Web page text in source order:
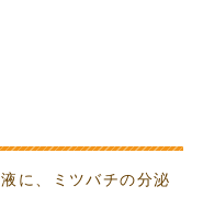
に、ミツバチの分泌